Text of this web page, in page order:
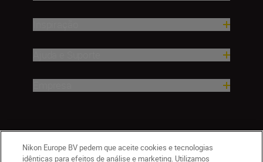
Nikon Europe BV pedem que aceite cookies e tecnologias
idênticas para efeitos de análise e marketing. Utilizamos